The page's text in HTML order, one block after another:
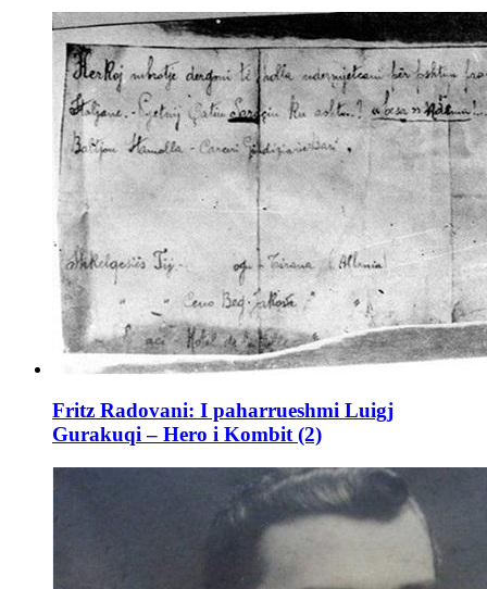
Fritz Radovani: I paharrueshmi Luigj
Gurakuqi – Hero i Kombit (2)